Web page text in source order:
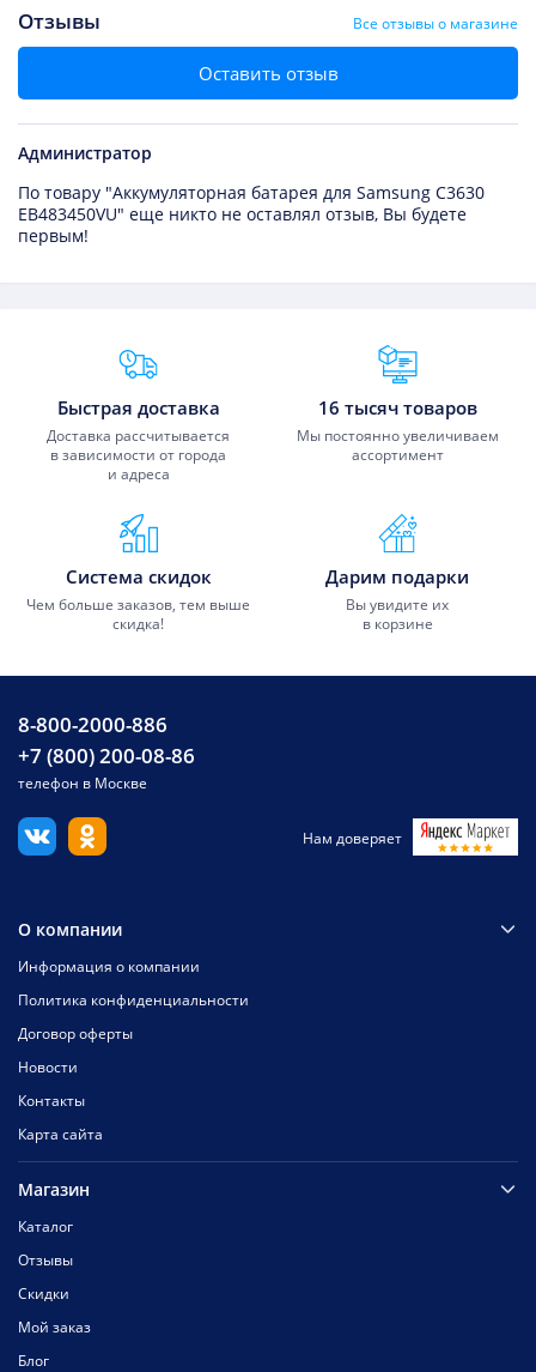
Отзывы Все отзывы о магазине
Оставить отзыв
Администратор
По товару "Аккумуляторная батарея для Samsung C3630
EB483450VU" еще никто не оставлял отзыв, Вы будете
первым!
Преимущества Fixmobile
Быстрая доставка
Доставка рассчитывается
в зависимости от города
и адреса
16 тысяч товаров
Мы постоянно увеличиваем
ассортимент
Система скидок
Чем больше заказов, тем выше
скидка!
Дарим подарки
Вы увидите их
в корзине
8-800-2000-886
+7 (800) 200-08-86
телефон в Москве
Нам доверяет
О компании
Информация о компании
Политика конфиденциальности
Договор оферты
Новости
Контакты
Карта сайта
Магазин
Каталог
Отзывы
Скидки
Мой заказ
Блог